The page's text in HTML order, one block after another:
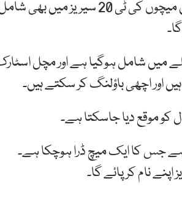
امکان ظاہر کیا جارہا ہے کہ آسڑیلیا مچل اسٹارک کو پاکستان کے خلاف تین میچوں کی ٹی 20 سیریز میں
میں شامل ہوگیا ہے اور مچل
اور اچھی باؤلنگ کر سکتے ہیں۔
ہے جس کا ایک میچ ڈرا ہوچکا ہے۔